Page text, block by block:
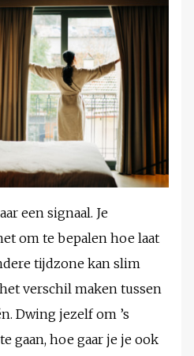
een signaal. Je
om te bepalen hoe laat
tijdzone kan slim
verschil maken tussen
Dwing jezelf om ’s
gaan, hoe gaar je je ook